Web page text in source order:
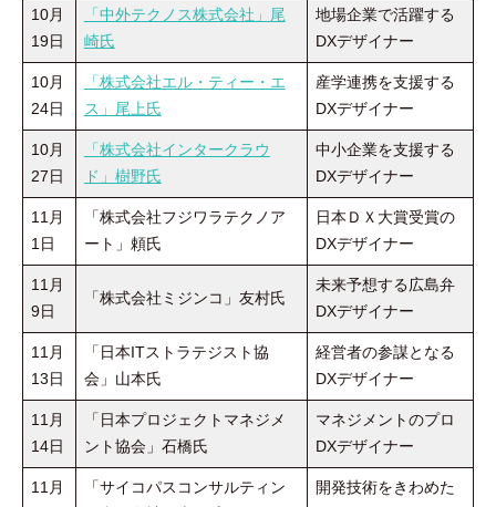
10月
19日
「中外テクノス株式会社」尾
崎氏
地場企業で活躍する
DXデザイナー
10月
24日
「株式会社エル・ティー・エ
ス」尾上氏
産学連携を支援する
DXデザイナー
10月
27日
「株式会社インタークラウ
ド」樹野氏
中小企業を支援する
DXデザイナー
11月
1日
「株式会社フジワラテクノア
ート」頼氏
日本ＤＸ大賞受賞の
DXデザイナー
11月
9日
「株式会社ミジンコ」友村氏
未来予想する広島弁
DXデザイナー
11月
13日
「日本ITストラテジスト協
会」山本氏
経営者の参謀となる
DXデザイナー
11月
14日
「日本プロジェクトマネジメ
ント協会」石橋氏
マネジメントのプロ
DXデザイナー
11月
「サイコパスコンサルティン
開発技術をきわめた